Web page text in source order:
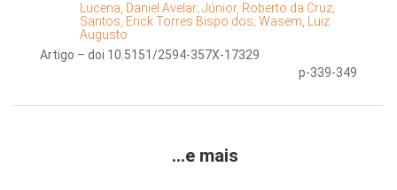
Lucena, Daniel Avelar; Júnior, Roberto da Cruz;
Santos, Erick Torres Bispo dos; Wasem, Luiz
Augusto
Artigo – doi 10.5151/2594-357X-17329
p-339-349
...e mais